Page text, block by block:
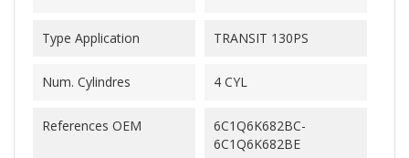
Type Application TRANSIT 130PS
Num. Cylindres 4 CYL
References OEM
6C1Q6K682BC-
6C1Q6K682BE